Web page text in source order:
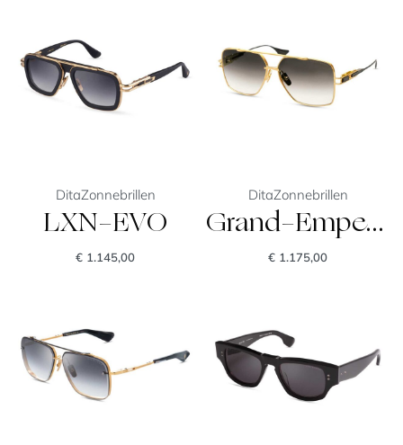
DitaZonnebrillen
LXN-EVO
€ 1.145,00
DitaZonnebrillen
Grand-Emperik
€ 1.175,00